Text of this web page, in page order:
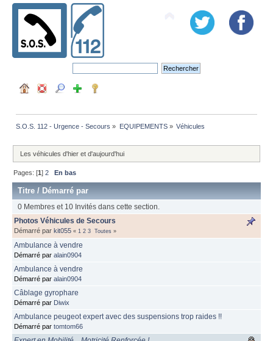
S.O.S. 112 - Urgence - Secours » EQUIPEMENTS» Véhicules
Les véhicules d'hier et d'aujourd'hui
Pages: [1]2 En bas
Titre / Démarré par
0 Membres et 10 Invités dans cette section.
Photos Véhicules de Secours
Démarré par kit055 « 1 2 3 Toutes »
Ambulance à vendre
Démarré par alain0904
Ambulance à vendre
Démarré par alain0904
Câblage gyrophare
Démarré par Diwix
Ambulance peugeot expert avec des suspensions trop raides !!
Démarré par tomtom66